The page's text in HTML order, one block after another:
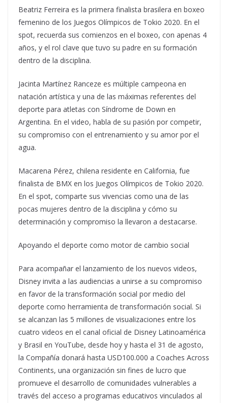
Beatriz Ferreira es la primera finalista brasilera en boxeo
femenino de los Juegos Olímpicos de Tokio 2020. En el
spot, recuerda sus comienzos en el boxeo, con apenas 4
años, y el rol clave que tuvo su padre en su formación
dentro de la disciplina.
Jacinta Martínez Ranceze es múltiple campeona en
natación artística y una de las máximas referentes del
deporte para atletas con Síndrome de Down en
Argentina. En el video, habla de su pasión por competir,
su compromiso con el entrenamiento y su amor por el
agua.
Macarena Pérez, chilena residente en California, fue
finalista de BMX en los Juegos Olímpicos de Tokio 2020.
En el spot, comparte sus vivencias como una de las
pocas mujeres dentro de la disciplina y cómo su
determinación y compromiso la llevaron a destacarse.
Apoyando el deporte como motor de cambio social
Para acompañar el lanzamiento de los nuevos videos,
Disney invita a las audiencias a unirse a su compromiso
en favor de la transformación social por medio del
deporte como herramienta de transformación social. Si
se alcanzan las 5 millones de visualizaciones entre los
cuatro videos en el canal oficial de Disney Latinoamérica
y Brasil en YouTube, desde hoy y hasta el 31 de agosto,
la Compañía donará hasta USD100.000 a Coaches Across
Continents, una organización sin fines de lucro que
promueve el desarrollo de comunidades vulnerables a
través del acceso a programas educativos vinculados al